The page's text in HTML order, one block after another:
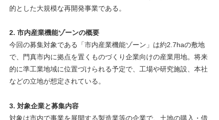
的とした大規模な再開発事業である。
2. 市内産業機能ゾーンの概要
今回の募集対象である「市内産業機能ゾーン」は約2.7haの敷地
で、門真市内に拠点を置くものづくり企業向けの産業用地。将来
的に準工業地域に位置づけられる予定で、工場や研究施設、本社
などの立地が想定されている。
3. 対象企業と募集内容
対象は市内で事業を展開する製造業等の企業で、土地の購入・借